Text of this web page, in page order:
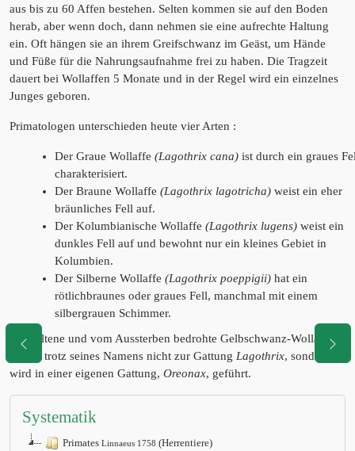
aus bis zu 60 Affen bestehen. Selten kommen sie auf den Boden
herab, aber wenn doch, dann nehmen sie eine aufrechte Haltung
ein. Oft hängen sie an ihrem Greifschwanz im Geäst, um Hände
und Füße für die Nahrungsaufnahme frei zu haben. Die Tragzeit
dauert bei Wollaffen 5 Monate und in der Regel wird ein einzelnes
Junges geboren.
Primatologen unterschieden heute vier Arten :
Der Graue Wollaffe (Lagothrix cana) ist durch ein graues
charakterisiert.
Der Braune Wollaffe (Lagothrix lagotricha) weist ein eher
bräunliches Fell auf.
Der Kolumbianische Wollaffe (Lagothrix lugens) weist ein
dunkles Fell auf und bewohnt nur ein kleines Gebiet in
Kolumbien.
Der Silberne Wollaffe (Lagothrix poeppigii) hat ein
rötlichbraunes oder graues Fell, manchmal mit einem
silbergrauen Schimmer.
Der seltene und vom Aussterben bedrohte Gelbschwanz-Wollaffe
gehört trotz seines Namens nicht zur Gattung Lagothrix, sondern
wird in einer eigenen Gattung, Oreonax, geführt.
Systematik
Primates Linnaeus 1758 (Herrentiere)